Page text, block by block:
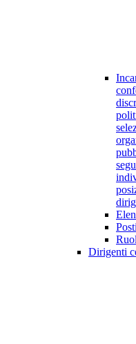
Dirigenti